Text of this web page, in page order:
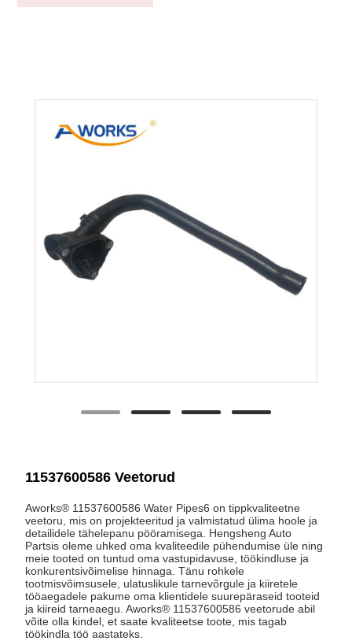
11537600586 Veetorud
Aworks® 11537600586 Water Pipes6 on tippkvaliteetne
veetoru, mis on projekteeritud ja valmistatud ülima hoole ja
detailidele tähelepanu pööramisega. Hengsheng Auto
Partsis oleme uhked oma kvaliteedile pühendumise üle ning
meie tooted on tuntud oma vastupidavuse, töökindluse ja
konkurentsivõimelise hinnaga. Tänu rohkele
tootmisvõimsusele, ulatuslikule tarnevõrgule ja kiiretele
tööaegadele pakume oma klientidele suurepäraseid tooteid
ja kiireid tarneaegu. Aworks® 11537600586 veetorude abil
võite olla kindel, et saate kvaliteetse toote, mis tagab
töökindla töö aastateks.